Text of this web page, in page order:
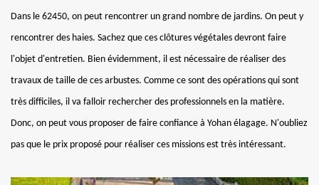
Dans le 62450, on peut rencontrer un grand nombre de jardins. On peut y
rencontrer des haies. Sachez que ces clôtures végétales devront faire
l'objet d'entretien. Bien évidemment, il est nécessaire de réaliser des
travaux de taille de ces arbustes. Comme ce sont des opérations qui sont
très difficiles, il va falloir rechercher des professionnels en la matière.
Donc, on peut vous proposer de faire confiance à Yohan élagage. N'oubliez
pas que le prix proposé pour réaliser ces missions est très intéressant.